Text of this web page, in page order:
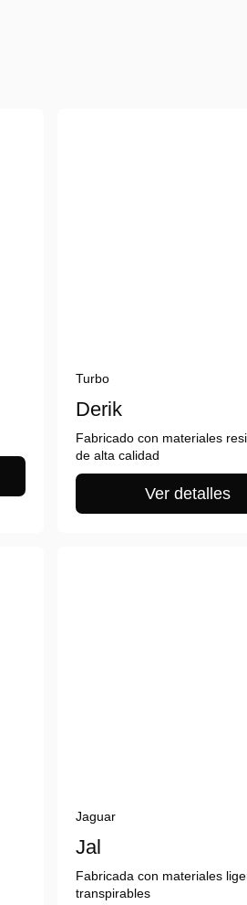
Turbo
Derik
Fabricado con materiales
de alta calidad
Ver detalles
Jaguar
Jal
Fabricada con materiales
transpirables